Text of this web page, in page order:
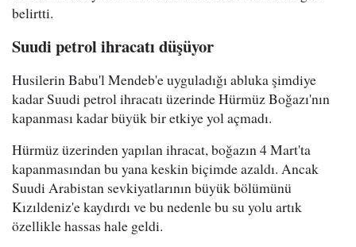
belirtti.
Suudi petrol ihracatı düşüyor
Husilerin Babu'l Mendeb'e uyguladığı abluka şimdiye
kadar Suudi petrol ihracatı üzerinde Hürmüz Boğazı'nın
kapanması kadar büyük bir etkiye yol açmadı.
Hürmüz üzerinden yapılan ihracat, boğazın 4 Mart'ta
kapanmasından bu yana keskin biçimde azaldı. Ancak
Suudi Arabistan sevkiyatlarının büyük bölümünü
Kızıldeniz'e kaydırdı ve bu nedenle bu su yolu artık
özellikle hassas hale geldi.